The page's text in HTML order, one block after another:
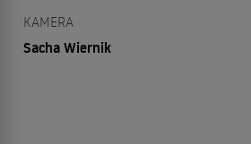
KAMERA
Sacha Wiernik